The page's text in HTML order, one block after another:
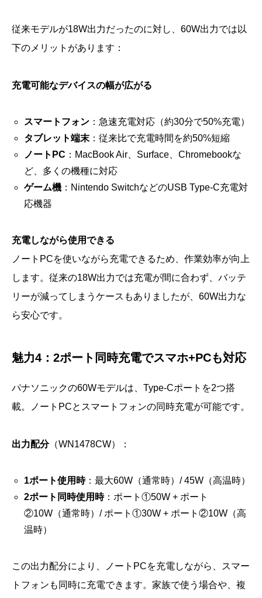
従来モデルが18W出力だったのに対し、60W出力では以
下のメリットがあります：
充電可能なデバイスの幅が広がる
スマートフォン：急速充電対応（約30分で50%充電）
タブレット端末：従来比で充電時間を約50%短縮
ノートPC ：MacBook Air、Surface、Chromebookな
ど、多くの機種に対応
ゲーム機：Nintendo SwitchなどのUSB Type-C充電対
応機器
充電しながら使用できる
ノートPCを使いながら充電できるため、作業効率が向上
します。従来の18W出力では充電が間に合わず、バッテ
リーが減ってしまうケースもありましたが、60W出力な
ら安心です。
魅力4：2ポート同時充電でスマホ+PCも対応
パナソニックの60Wモデルは、Type-Cポートを2つ搭
載。ノートPCとスマートフォンの同時充電が可能です。
出力配分（WN1478CW）：
1ポート使用時：最大60W（通常時）/ 45W（高温時）
2ポート同時使用時：ポート①50W + ポート
②10W（通常時）/ ポート①30W + ポート②10W（高
温時）
この出力配分により、ノートPCを充電しながら、スマー
トフォンも同時に充電できます。家族で使う場合や、複